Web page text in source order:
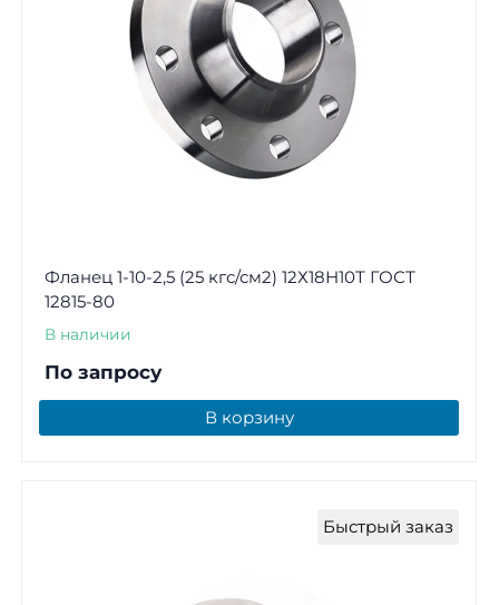
Фланец 1-10-2,5 (25 кгс/см2) 12Х18Н10Т ГОСТ
12815-80
В наличии
По запросу
В корзину
Быстрый заказ